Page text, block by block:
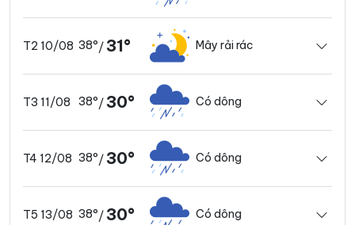
T2 10/08 38°/31° Mây rải rác
T3 11/08 38°/30° Có dông
T4 12/08 38°/30° Có dông
T5 13/08 38°/30° Có dông